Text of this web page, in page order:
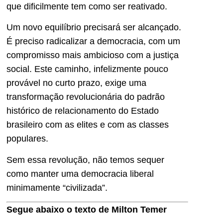
que dificilmente tem como ser reativado.
Um novo equilíbrio precisará ser alcançado.
É preciso radicalizar a democracia, com um
compromisso mais ambicioso com a justiça
social. Este caminho, infelizmente pouco
provável no curto prazo, exige uma
transformação revolucionária do padrão
histórico de relacionamento do Estado
brasileiro com as elites e com as classes
populares.
Sem essa revolução, não temos sequer
como manter uma democracia liberal
minimamente “civilizada”.
Segue abaixo o texto de Milton Temer